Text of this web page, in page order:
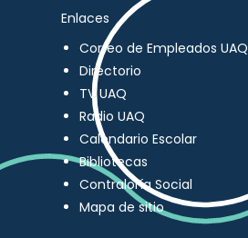
Enlaces
Correo de Empleados UAQ
Directorio
TV UAQ
Radio UAQ
Calendario Escolar
Bibliotecas
Contraloría Social
Mapa de sitio